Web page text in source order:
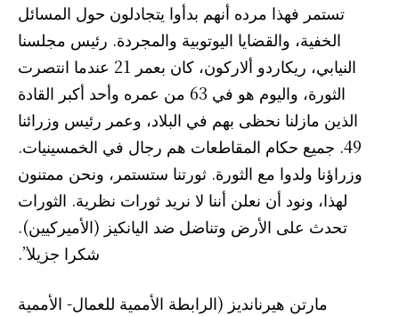
تستمر فهذا مرده أنهم بدأوا يتجادلون حول المسائل
الخفية، والقضايا اليوتوبية والمجردة. رئيس مجلسنا
النيابي، ريكاردو ألاركون، كان بعمر 21 عندما انتصرت
الثورة، واليوم هو في 63 من عمره وأحد أكبر القادة
الذين مازلنا نحظى بهم في البلاد، وعمر رئيس وزرائنا
49. جميع حكام المقاطعات هم رجال في الخمسينيات.
وزراؤنا ولدوا مع الثورة. ثورتنا ستستمر، ونحن ممتنون
لهذا، ونود أن نعلن أننا لا نريد ثورات نظرية. الثورات
تحدث على الأرض وتناضل ضد اليانكيز (الأميركيين).
شكرا جزيلا”.
مارتن هيرنانديز (الرابطة الأممية للعمال- الأممية